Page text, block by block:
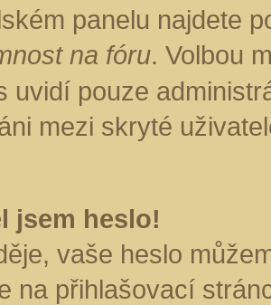
panelu najdete
na fóru. Volbou
uvidí pouze
mezi skryté
jsem heslo!
vaše heslo
na přihlašovací